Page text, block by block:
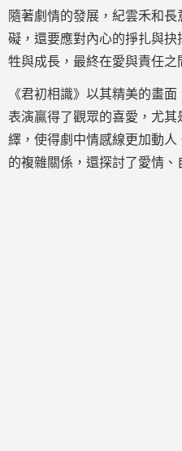
隨著劇情的發展，紀雲禾和
礙，還要應對內心的掙扎與
牲與成長，最終在愛與責任之
《君初相識》以其精美的畫
表演贏得了觀眾的喜愛，尤
繹，使得劇中情感線更加動
的複雜關係，還探討了愛情、